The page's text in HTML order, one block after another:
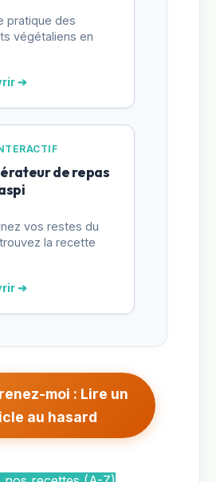
pratique des
végétaliens en
➔
de repas
vos restes du
la recette
➔
moi : Lire un
au hasard